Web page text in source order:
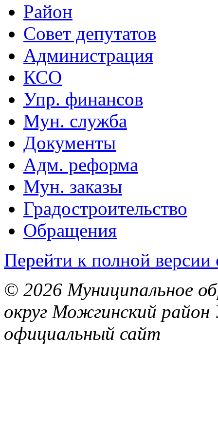
Район
Совет депутатов
Администрация
КСО
Упр. финансов
Мун. служба
Документы
Адм. реформа
Мун. заказы
Градостроительство
Обращения
Перейти к полной версии
© 2026 Муниципальное
округ Можгинский район
официальный сайт